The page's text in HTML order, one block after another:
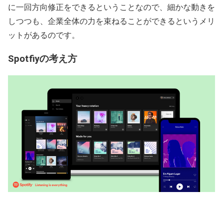
に一回方向修正をできるということなので、細かな動きを
しつつも、企業全体の力を束ねることができるというメリ
ットがあるのです。
Spotfiyの考え方